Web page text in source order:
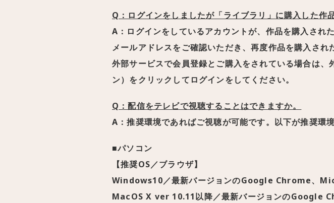
Q：ログインをしましたが「ライブラリ」に購入した作
A：ログインをしているアカウントが、作品を購入され
メールアドレスをご確認いただき、再度作品を購入され
外部サービスで会員登録とご購入をされている場合は
ン）をクリックしてログインをしてください。
Q：配信をテレビで視聴することはできますか。
A：推奨環境であればご視聴が可能です。以下が推奨環
■パソコン
【推奨OS／ブラウザ】
Windows10／最新バージョンのGoogle Chrome、
MacOS X ver 10.11以降／最新バージョンのGoogle